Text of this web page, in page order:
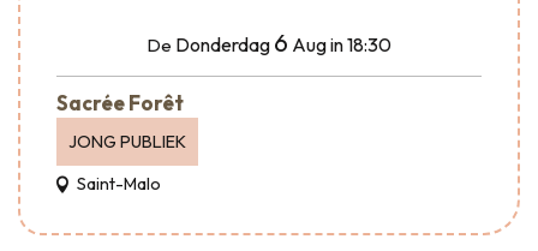
De Donderdag 6 Augin 18:30
Sacrée Forêt
JONG PUBLIEK
Saint-Malo